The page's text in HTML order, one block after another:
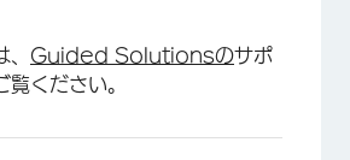
Guided Solutionsのサポ
覧ください。